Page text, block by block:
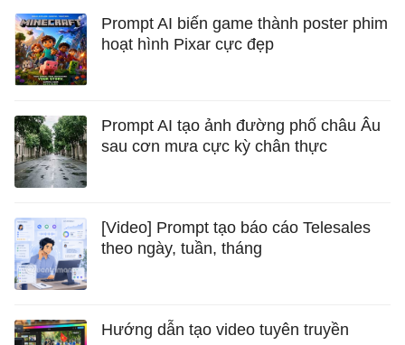
Prompt AI biến game thành poster phim
hoạt hình Pixar cực đẹp
Prompt AI tạo ảnh đường phố châu Âu
sau cơn mưa cực kỳ chân thực
[Video] Prompt tạo báo cáo Telesales
theo ngày, tuần, tháng
Hướng dẫn tạo video tuyên truyền